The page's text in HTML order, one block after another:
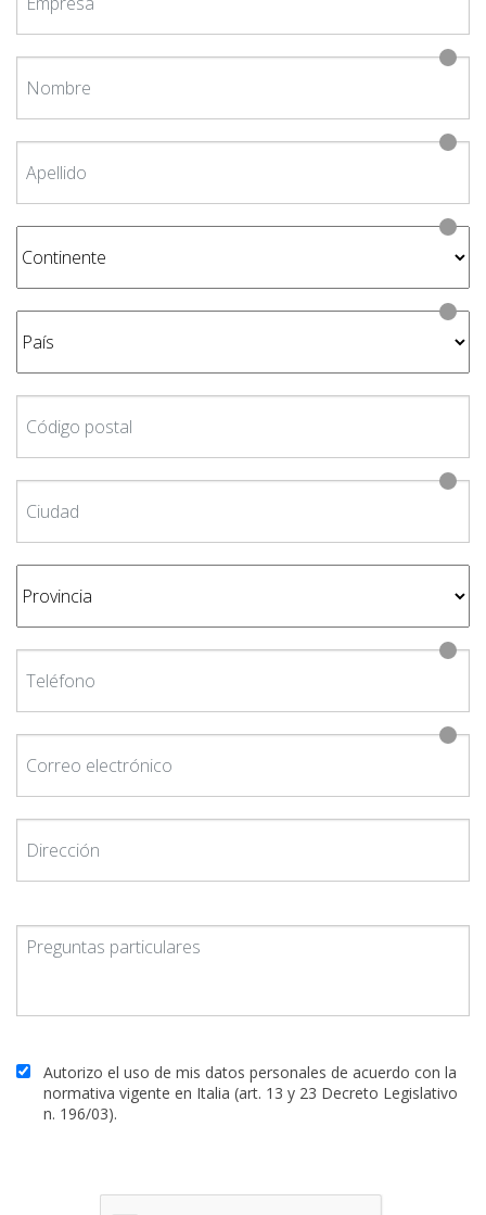
Autorizo el uso de mis datos personales de acuerdo con la
normativa vigente en Italia (art. 13 y 23 Decreto Legislativo
n. 196/03).